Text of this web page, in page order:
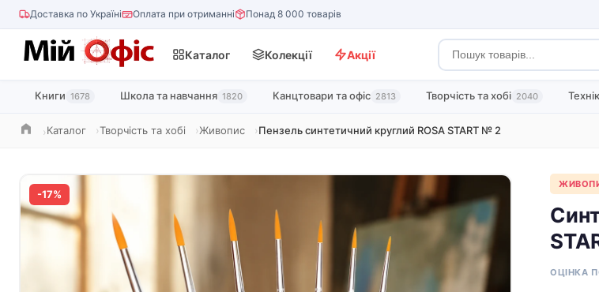
Доставка по Україні Оплата при отриманні Понад 8 000 товарів
Каталог Колекції Акції
Книги 1678 Школа та навчання 1820 Канцтовари та офіс 2813 Творчість та хобі 2040
ГоловнаКаталог Творчість та хобі Живопис Пензель синтетичний круглий ROSA START № 2
-17%
ОЦІНКА